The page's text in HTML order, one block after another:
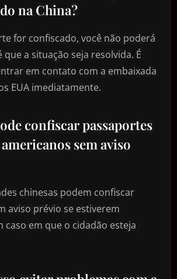
na China?
for confiscado, você não poderá
que a situação seja resolvida. É
em contato com a embaixada
EUA imediatamente.
confiscar passaportes
sem aviso
chinesas podem confiscar
aviso prévio se estiverem
caso em que o cidadão esteja